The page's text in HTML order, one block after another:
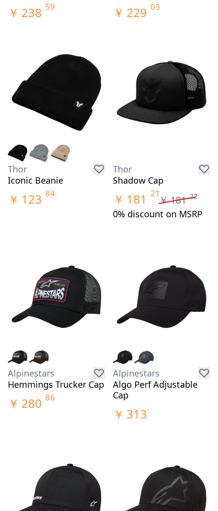
￥ 238 59 ￥ 229 03
Thor
Iconic Beanie
￥ 123 84
Thor
Shadow Cap
￥ 181 21
￥181 22
0% discount on MSRP
Alpinestars
Hemmings Trucker Cap
￥ 280 86
Alpinestars
Algo Perf Adjustable
Cap
￥ 313